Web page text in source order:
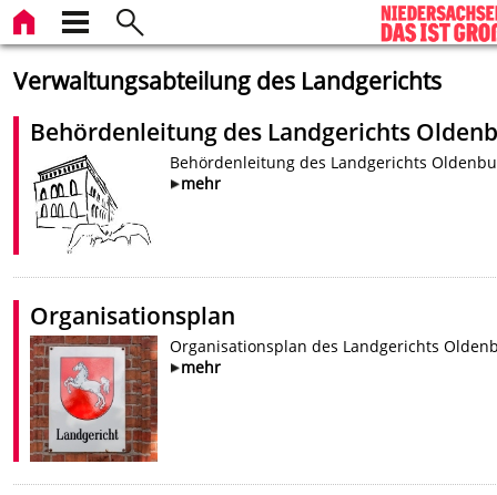
Verwaltungsabteilung des Landgerichts
Behördenleitung des Landgerichts
Behördenleitung des Landgerichts
mehr
Organisationsplan
Organisationsplan des Landgerichts
mehr